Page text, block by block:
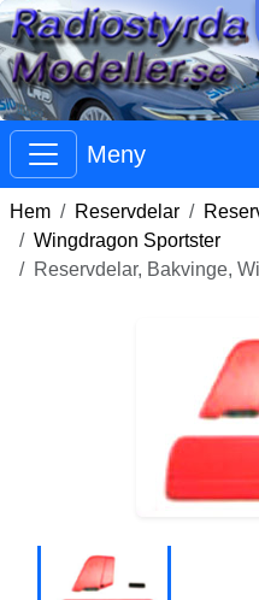
Meny
Hem Reservdelar
Wingdragon Sportster
Reservdelar, Bakvinge,